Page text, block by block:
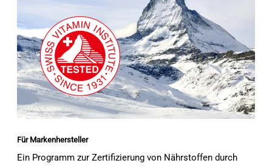
Für Markenhersteller
Ein Programm zur Zertifizierung von Nährstoffen durch